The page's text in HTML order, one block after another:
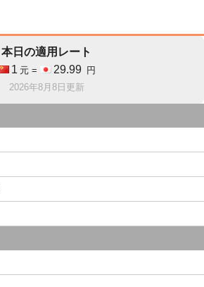
本日の適用レート
1 元 = 29.99
円
2026年8月8日更新